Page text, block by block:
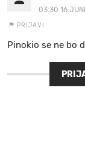
03:30
PRIJAVI
Pinokio se ne bo